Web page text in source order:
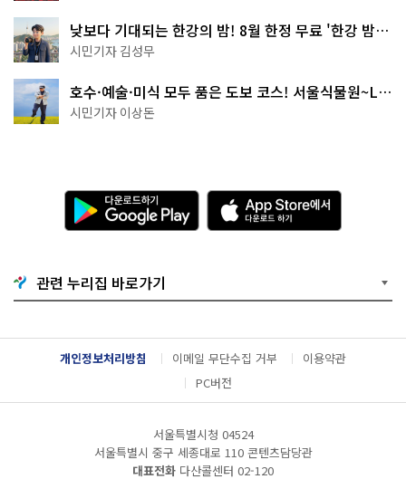
낮보다 기대되는 한강의 밤! 8월 한정 무료 '한강 밤
핑' 예약은?
시민기자 김성무
호수·예술·미식 모두 품은 도보 코스! 서울식물원~LG
아트센터~마곡테라스거리
시민기자 이상돈
다
운
로
기
G
o
g
l
e
l
A
p
p
e
서
다
운
드
관련 누리집 바로가기
개인정보처리방침 이메일 무단수집 거부
이용약관
PC버전
서울특별시청 04524
서울특별시 중구 세종대로 110 콘텐츠담당관
대표전화 다산콜센터 02-120